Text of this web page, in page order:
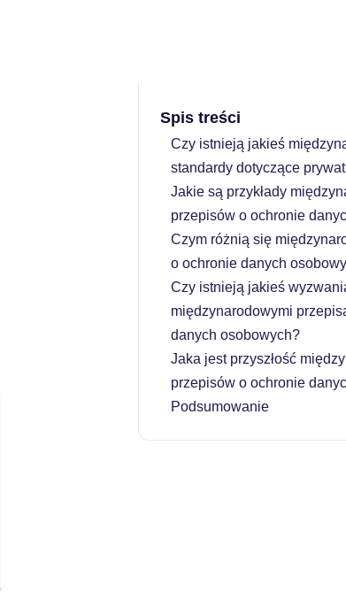
Spis treści
Czy istnieją jakieś
standardy dotyczące
Jakie są przykłady
przepisów o ochronie
Czym różnią się
o ochronie danych
Czy istnieją jakieś
międzynarodowymi
danych osobowych?
Jaka jest przyszłość
przepisów o ochronie
Podsumowanie